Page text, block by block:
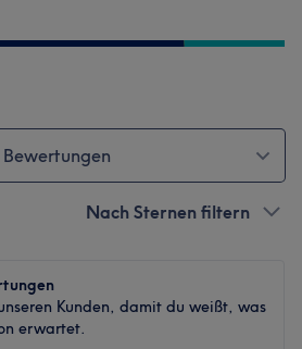
Nach Sternen filtern
Kunden, damit du weißt, was
erwartet.